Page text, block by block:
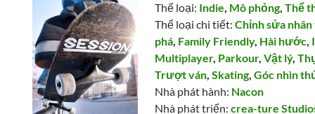
Thể loại: Indie, Mô phỏng,Thể
Thể loại chi tiết:Chỉnh sửa
phá, Family Friendly, Hài hước,
Multiplayer, Parkour,Vật lý,
Trượt ván,Skating,Góc nhìn
Nhà phát hành: Nacon
Nhà phát triển:crea-ture